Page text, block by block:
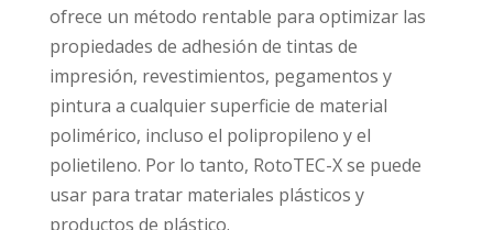
ofrece un método rentable para optimizar las
propiedades de adhesión de tintas de
impresión, revestimientos, pegamentos y
pintura a cualquier superficie de material
polimérico, incluso el polipropileno y el
polietileno. Por lo tanto, RotoTEC-X se puede
usar para tratar materiales plásticos y
productos de plástico.